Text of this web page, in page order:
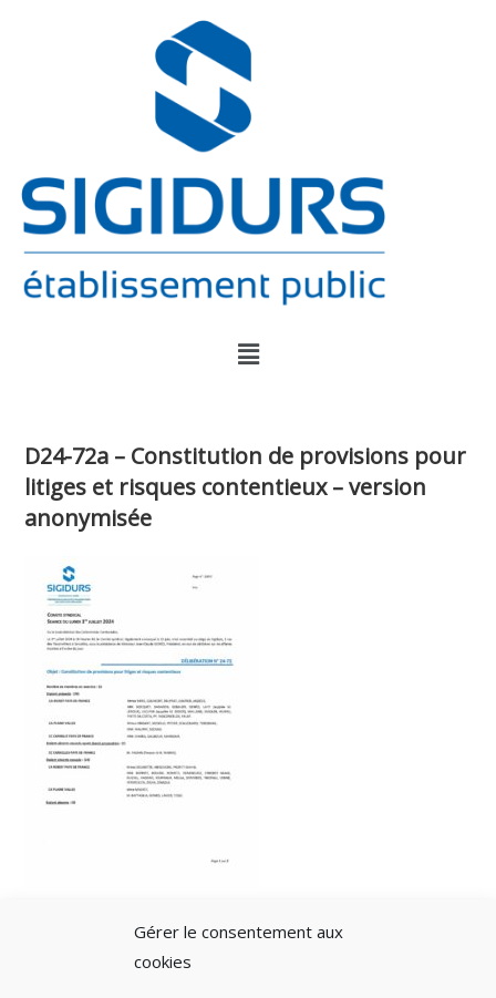
Gérer le consentement aux
cookies
D24-72a – Constitution de provisions pour
litiges et risques contentieux – version
anonymisée